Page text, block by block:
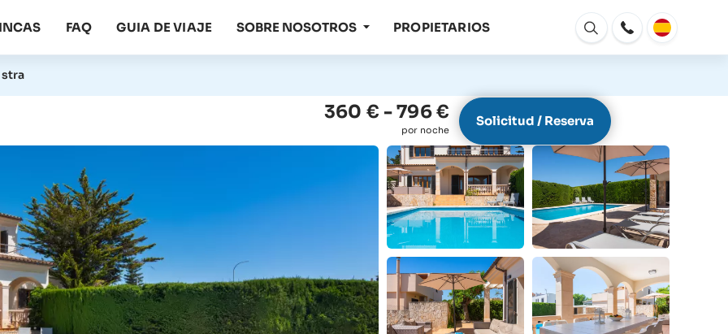
FAQ GUIA DE VIAJE SOBRE NOSOTROS PROPIETARIOS
Abrir
ventana
360 € - 796 €
por noche
Solicitud / Reserva